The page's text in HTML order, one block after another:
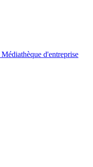
Médiathèque d'entreprise